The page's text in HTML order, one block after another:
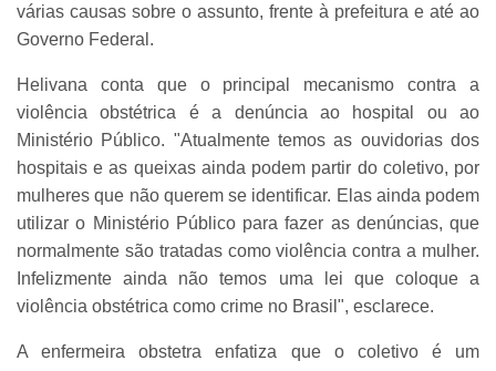
várias causas sobre o assunto, frente à prefeitura e até ao
Governo Federal.
Helivana conta que o principal mecanismo contra a
violência obstétrica é a denúncia ao hospital ou ao
Ministério Público. "Atualmente temos as ouvidorias dos
hospitais e as queixas ainda podem partir do coletivo, por
mulheres que não querem se identificar. Elas ainda podem
utilizar o Ministério Público para fazer as denúncias, que
normalmente são tratadas como violência contra a mulher.
Infelizmente ainda não temos uma lei que coloque a
violência obstétrica como crime no Brasil", esclarece.
A enfermeira obstetra enfatiza que o coletivo é um